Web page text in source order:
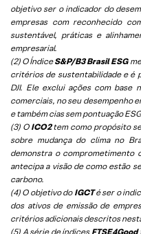
objetivo ser o indicador do
empresas com reconhecido
sustentável, práticas e
empresarial.
(2) O ÍndiceS&P/B3 Brasil ESG
critérios de sustentabilidade e é
DJI. Ele exclui ações com base
comerciais, no seu desempenho
e também cias sem pontuação ESG
(3) O ICO2tem como propósito
sobre mudança do clima no
demonstra o comprometimento
antecipa a visão de como estão
carbono.
(4) O objetivo do IGCTé ser o
dos ativos de emissão de
critérios adicionais descritos
(5) A série de índices FTSE4Good